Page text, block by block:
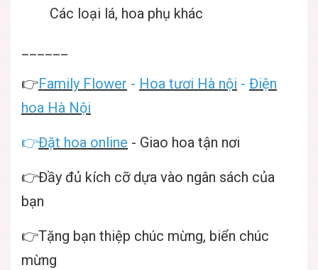
Các loại lá, hoa phụ khác
👉Family Flower - Hoa tươi Hà nội - Điện
hoa Hà Nội
👉Đặt hoa online - Giao hoa tận nơi
👉Đầy đủ kích cỡ dựa vào ngân sách của
bạn
👉Tặng bạn thiệp chúc mừng, biển chúc
mừng